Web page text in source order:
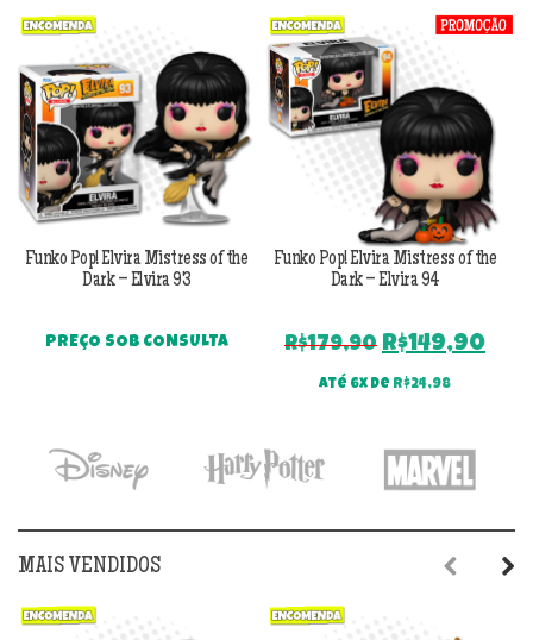
Funko Pop! Elvira Mistress of the
Dark – Elvira 93
PREÇO SOB CONSULTA
Funko Pop! Elvira Mistress of the
Dark – Elvira 94
R$179,90 O
preço
original
R$179,90.
R$149,90O
Até 6x de R$24,98
Previous
Next
MAIS VENDIDOS